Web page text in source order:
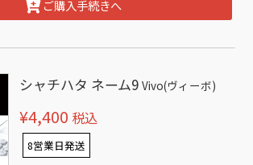
ご購入手続きへ
シャチハタ ネーム9Vivo(ヴィーボ)
¥4,400 税込
8営業日発送